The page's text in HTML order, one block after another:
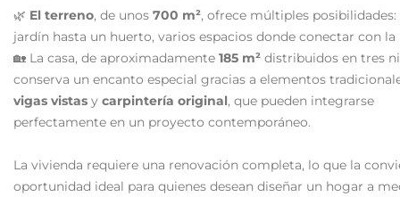
🌿 El terreno, de unos 700 m², ofrece múltiples posibilidades:
jardín hasta un huerto, varios espacios donde conectar con la
🏡 La casa, de aproximadamente 185 m² distribuidos en tres
conserva un encanto especial gracias a elementos
vigas vistas y carpintería original, que pueden integrarse
perfectamente en un proyecto contemporáneo.
La vivienda requiere una renovación completa, lo que la
oportunidad ideal para quienes desean diseñar un hogar a